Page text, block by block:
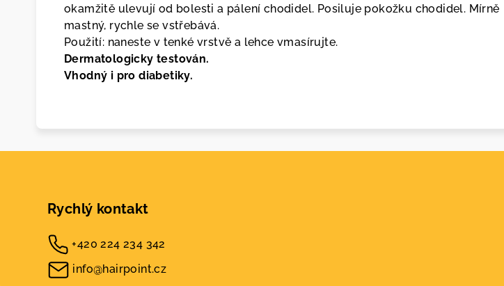
okamžitě ulevují od bolesti a pálení chodidel. Posiluje pokožku chodidel. Mírně
mastný, rychle se vstřebává.
Použití: naneste v tenké vrstvě a lehce vmasírujte.
Dermatologicky testován.
Vhodný i pro diabetiky.
Rychlý kontakt
+420 224 234 342
info@hairpoint.cz